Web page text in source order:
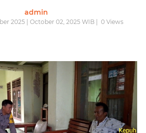
admin
2025 | October 02, 2025 WIB | 0Views